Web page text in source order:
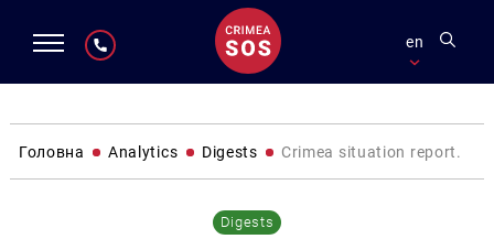
en
Головна Analytics Digests Crimea situation report.
Digests